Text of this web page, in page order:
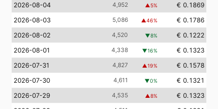
2026-08-04
4,952 ▲5%
€ 0.1869
2026-08-03
5,086 ▲46%
€ 0.1786
2026-08-02
4,520 ▼8%
€ 0.1222
2026-08-01
4,338 ▼16%
€ 0.1323
2026-07-31
4,827 ▲19%
€ 0.1578
2026-07-30
4,611 ▼0%
€ 0.1321
2026-07-29
4,535 ▲8%
€ 0.1323